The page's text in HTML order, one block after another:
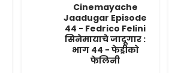
Cinemayache
Jaadugar Episode
44 - Fedrico Felini
सिनेमायाचे जादूगार :
भाग ४४ - फेड्रीको
फेलिनी